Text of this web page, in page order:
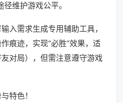
维护游戏公平。
入需求生成专用辅助工具，
痕迹，实现“必胜”效果，适
对局），但需注意遵守游戏
特色！